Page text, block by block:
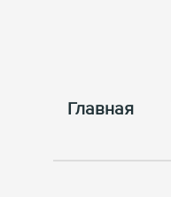
Главная